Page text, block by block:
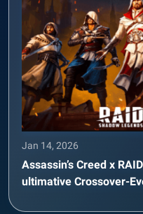
Jan 14, 2026
Assassin’s Creed x
ultimative Crossover-